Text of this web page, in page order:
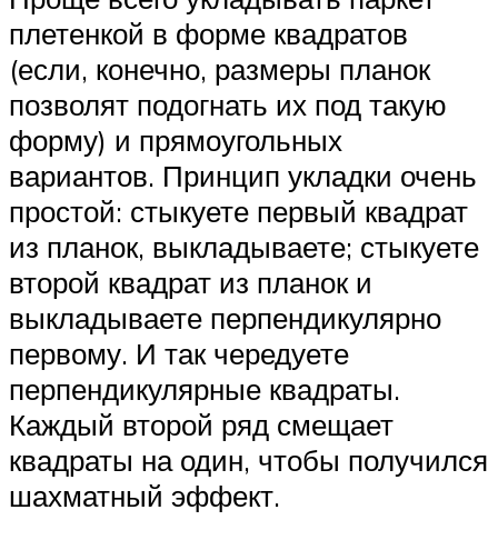
плетенкой в форме квадратов
(если, конечно, размеры планок
позволят подогнать их под такую
форму) и прямоугольных
вариантов. Принцип укладки очень
простой: стыкуете первый квадрат
из планок, выкладываете; стыкуете
второй квадрат из планок и
выкладываете перпендикулярно
первому. И так чередуете
перпендикулярные квадраты.
Каждый второй ряд смещает
квадраты на один, чтобы получился
шахматный эффект.